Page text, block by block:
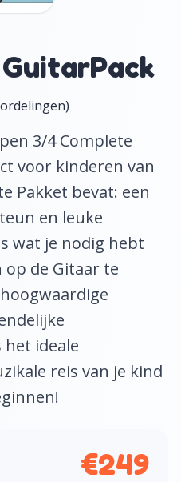
)
3/4 Complete
voor kinderen van
Pakket bevat: een
en leuke
wat je nodig hebt
de Gitaar te
het ideale
reis van je kind
€249